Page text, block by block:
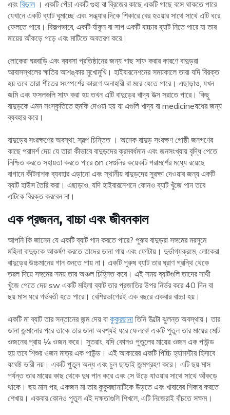
এবং বিড়াল । একটি পেঁচা একটি গুহা বা ব্রিজের কাছে একটি গাছে বসে থাকতে পারে
যেখানে একটি ব্যাট ঘুমাচ্ছে এবং সন্ধ্যার দিকে শিকারে বের হওয়ার সাথে সাথে এটি ধরে
ফেলতে পারে। বিকল্পভাবে, একটি র্যাকুন বা সাপ একটি বাচ্চার ব্যাট নিতে পারে যা তার
মায়ের আঁকড়ে পড়ে এবং মাটিতে অবতরণ করে।
লোকেরা ঘরবাড়ি এবং ব্যবসা প্রতিষ্ঠানের জন্য গাছ সাফ করার কারণে বাদুড়রা
আবাসস্থলের ক্ষতির আশঙ্কার মুখোমুখি। হাইবারনেশনের সময়কালে তারা যদি বিরক্ত
হয় তবে তারা শীতের সংস্পর্শের কারণে অনাহারী বা মরে যেতে পারে। এছাড়াও, যখন
জমি এবং ফসলগুলি সাফ করা হয় তখন এটি বাদুড়ের খাদ্য উত্স সরাতে পারে। কিছু
বাদুড়কে এমন সংস্কৃতিতে হুমকি দেওয়া হয় যা এগুলি খাদ্য বা medicineষধের জন্য
ব্যবহার করে।
বাদুড়ের সংরক্ষণের অবস্থা: স্বল্প চিন্তিত । অনেক বাদুড় সংরক্ষণ গোষ্ঠী জনগণের
কাছে পরামর্শ দেয় যে তারা কীভাবে বাদুড়দের ক্রমবর্ধমান এবং জনসংখ্যায় বৃদ্ধি পেতে
নিশ্চিত করতে সহায়তা করতে পারে on সেগুলির কয়েকটি পরামর্শের মধ্যে রয়েছে
বাগানে কীটনাশক ব্যবহার এড়ানো এবং স্থানীয় বাদুড়দের সুরক্ষা দেওয়ার জন্য একটি
ব্যাট হাউস তৈরি করা। এছাড়াও, যদি হাইবারনেশনে কোনও ব্যাট খুঁজে পান তবে
এটিকে বিরক্ত করবেন না।
এক প্রজনন, বাচ্চা এবং জীবনকাল
আপনি কি জানেন যে একটি ব্যাট গান করতে পারে? পুরুষ বাদুড়রা সঙ্গমের মরসুমে
মহিলা বাদুড়কে আকর্ষণ করতে তাদের ডানা গায় এবং ফোটায়। দুর্ভাগ্যক্রমে, লোকেরা
বাদুড়ের উচ্চমানের গান শুনতে পায় না। একটি পুরুষ ব্যাট তার ঘ্রাণ গ্রন্থি থেকে
তরল দিয়ে সঙ্গমের সময় তার অঞ্চল চিহ্নিত করে। এই সময় ব্যাটগুলি তাদের সাথী
খুঁজে পেতে দেয় sw একটি মহিলা ব্যাট তার প্রজাতির উপর নির্ভর করে 40 দিন বা
ছয় মাস ধরে গর্ভবতী হতে পারে। বেশিরভাগেরই এক বছরে একবার বাচ্চা হয়।
একটি মা ব্যাট তার সন্তানের জন্ম দেয় বা কুকুরছানা তিনি উল্টো ঝুলন্ত অবস্থায়। তার
ডানা জন্মানোর পরে তাকে তার ডানা অবশ্যই ধরে ফেলবে! একটি পুতুল তার মায়ের মোট
ওজনের প্রায় ¼ ওজন করে। সুতরাং, যদি কোনও পুতুলের মায়ের ওজন এক পাউন্ড
হয় তবে শিশুর ওজন মাত্র এক পাউন্ড। এই আকারের একটি পিচ্চি হ্যামস্টার হিসাবে
যথেষ্ট ভারী নয়। একটি পুতুল অন্ধ এবং চুল ছাড়াই জন্মগ্রহণ করে। এটি ছয় মাস
পর্যন্ত তার মায়ের কাছ থেকে দুধ পান করে এবং সে উড়ে যাওয়ার সাথে সাথে আঁকড়ে
থাকে। ছয় মাস পর, একজন মা তার কুকুরছানাটিকে উড়তে এবং খাবারের শিকার করতে
শেখায়। একবার কোনও পুতুল এই দক্ষতাগুলি শিখলে, এটি নিজেরাই বাঁচতে সক্ষম।